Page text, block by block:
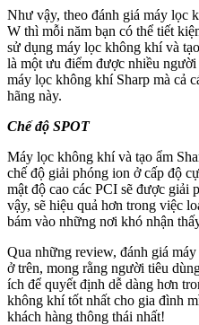
Như vậy, theo đánh giá máy lọc
W thì mỗi năm bạn có thể tiết
sử dụng máy lọc không khí và
là một ưu điểm được nhiều
máy lọc không khí Sharp mà cả
hãng này.
Chế độ SPOT
Máy lọc không khí và tạo ẩm
chế độ giải phóng ion ở cấp độ
mật độ cao các PCI sẽ được giải
vậy, sẽ hiệu quả hơn trong việc
bám vào những nơi khó nhận
Qua những review, đánh giá
ở trên, mong rằng người tiêu
ích để quyết định dễ dàng hơn
không khí tốt nhất cho gia đình
khách hàng thông thái nhất!